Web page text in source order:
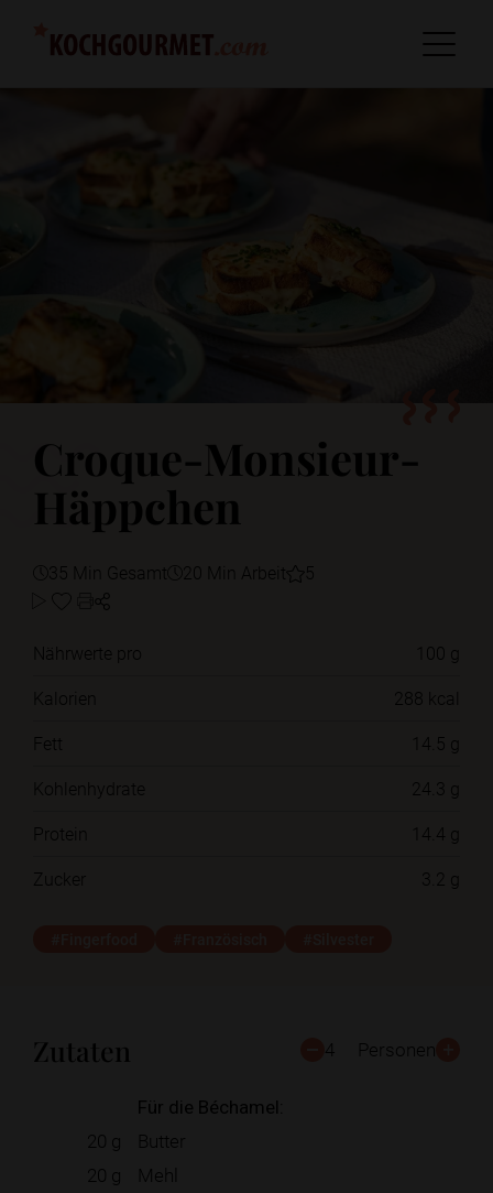
Croque-Monsieur-
Häppchen
35 Min Gesamt 20 Min Arbeit 5
Nährwerte pro
100 g
Kalorien
288 kcal
Fett
14.5 g
Kohlenhydrate
24.3 g
Protein
14.4 g
Zucker
3.2 g
Zutaten 4 Personen
Für die Béchamel:
20 g
Butter
20 g
Mehl